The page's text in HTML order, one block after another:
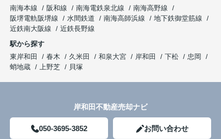
南海本線
阪和線 南海電鉄泉北線
南海高野線
阪堺電軌阪堺線
水間鉄道 南海高師浜線
地下鉄御堂筋線
近鉄南大阪線
近鉄長野線
駅から探す
東岸和田
春木 久米田 和泉大宮 岸和田 下松
忠岡
蛸地蔵
上野芝 貝塚
岸和田不動産売却ナビ
050-3695-3852 お問い合わせ